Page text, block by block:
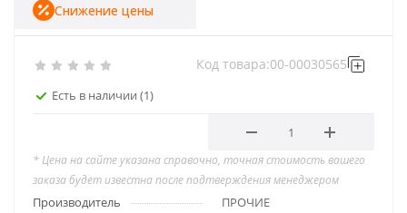
Есть в наличии (1)
Код товара:00-00030565
Снижение цены
* Цена на сайте указана справочно, точная стоимость вашего
заказа будет известна после подтверждения менеджером
Производитель
ПРОЧИЕ